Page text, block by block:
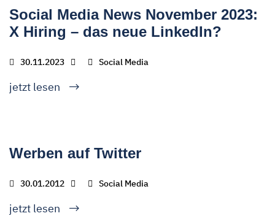
Social Media News November 2023:
X Hiring – das neue LinkedIn?
30.11.2023 Social Media
jetzt lesen
Werben auf Twitter
30.01.2012 Social Media
jetzt lesen